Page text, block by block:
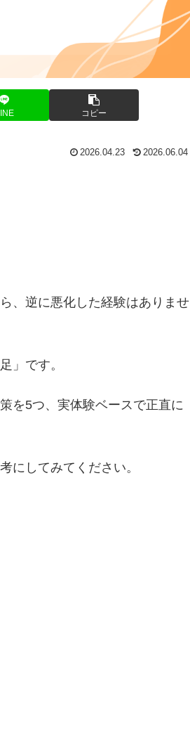
コピー
2026.04.23 2026.06.04
、逆に悪化した経験はありませ
」です。
を5つ、実体験ベースで正直に
にしてみてください。